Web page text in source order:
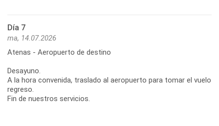
Día 7
ma, 14.07.2026
Atenas - Aeropuerto de destino
Desayuno.
A la hora convenida, traslado al aeropuerto para tomar el vuelo
regreso.
Fin de nuestros servicios.